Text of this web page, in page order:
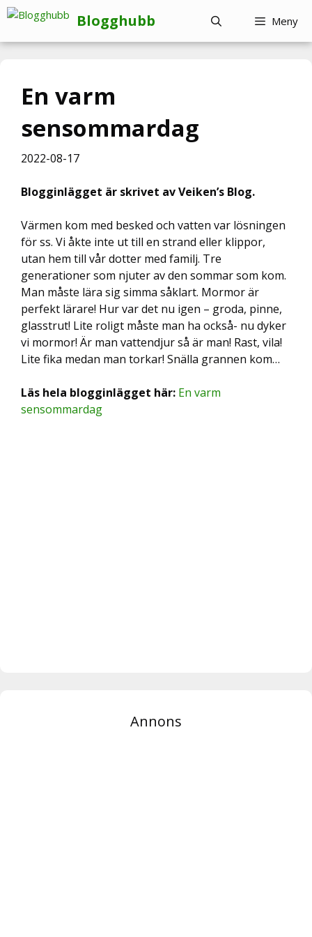
Hoppa
innehåll
Blogghubb Meny
En varm
sensommardag
2022-08-17
Blogginlägget är skrivet av Veiken’s Blog.
Värmen kom med besked och vatten var lösningen
för ss. Vi åkte inte ut till en strand eller klippor,
utan hem till vår dotter med familj. Tre
generationer som njuter av den sommar som kom.
Man måste lära sig simma såklart. Mormor är
perfekt lärare! Hur var det nu igen – groda, pinne,
glasstrut! Lite roligt måste man ha också- nu dyker
vi mormor! Är man vattendjur så är man! Rast, vila!
Lite fika medan man torkar! Snälla grannen kom…
Läs hela blogginlägget här: En varm
sensommardag
Annons